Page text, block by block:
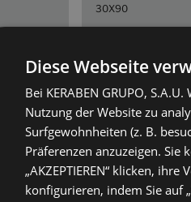
30X90
2 Pzs)
30X90
BEIGE + 8
Farben
Diese Webseite
Bei KERABEN GRUPO,
Nutzung der Website zu
Surfgewohnheiten (z. B.
Präferenzen anzuzeigen. Sie
„AKZEPTIEREN“ klicken,
konfigurieren, indem Sie auf